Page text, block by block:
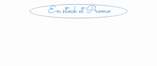
En stock et Promo